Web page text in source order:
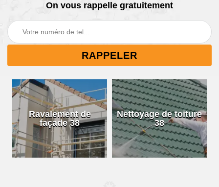
On vous rappelle gratuitement
Ravalement de
façade 38
Nettoyage de toiture
38